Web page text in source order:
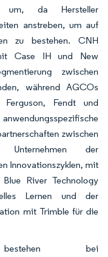
um, da Hersteller
anstreben, um auf
zu bestehen. CNH
Case IH und New
zwischen
während AGCOs
Ferguson, Fendt und
zwischen
Unternehmen der
Innovationszyklen, mit
River Technology
Lernen und der
mit Trimble für die
bestehen bei